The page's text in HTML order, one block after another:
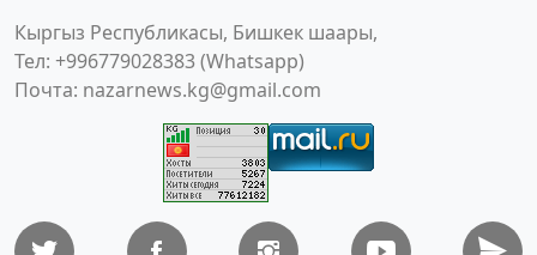
Кыргыз Республикасы, Бишкек шаары,
Тел: +996779028383 (Whatsapp)
Почта: nazarnews.kg@gmail.com